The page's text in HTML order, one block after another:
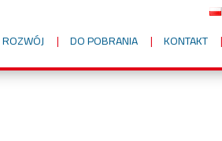
DO POBRANIA KONTAKT